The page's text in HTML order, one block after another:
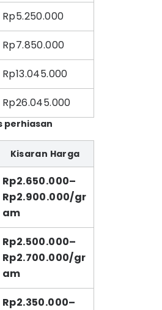
Rp5.250.000
Rp7.850.000
Rp13.045.000
Rp26.045.000
perhiasan
Kisaran Harga
Rp2.650.000–
Rp2.900.000/gr
am
Rp2.500.000–
Rp2.700.000/gr
am
Rp2.350.000–